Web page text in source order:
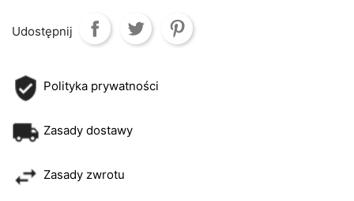
Udostępnij
Polityka prywatności
Zasady dostawy
Zasady zwrotu